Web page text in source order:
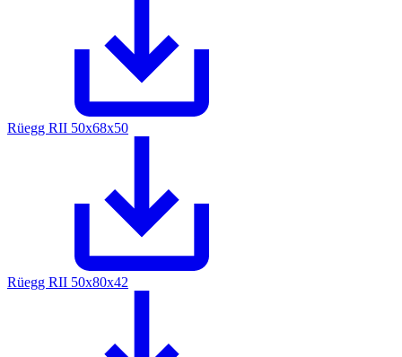
Rüegg RII 50x68x50
Rüegg RII 50x80x42